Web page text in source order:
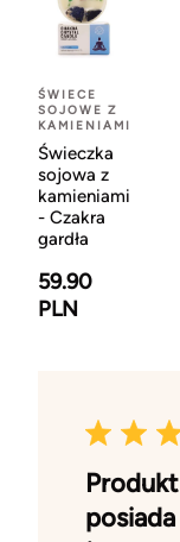
ŚWIECE
SOJOWE Z
KAMIENIAMI
Świeczka
sojowa z
kamieniami
- Czakra
gardła
59.90
PLN
posiada